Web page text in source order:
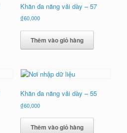
Khăn đa năng vải dày – 57
₫60,000
Thêm vào giỏ hàng
Khăn đa năng vải dày – 55
₫60,000
Thêm vào giỏ hàng